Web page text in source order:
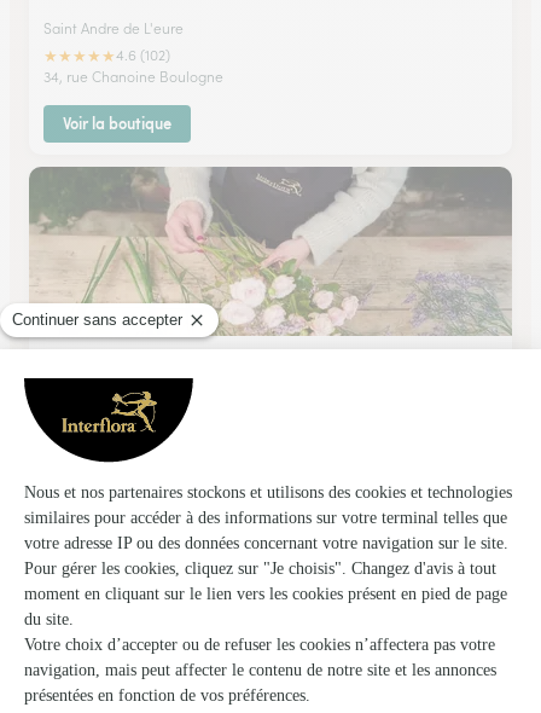
Saint Andre de L'eure
★★★★★4.6 (102)
34, rue Chanoine Boulogne
Voir la boutique
Idees Florales
Limay
★★
4.2 (112)
35 rue de Paris
Voir la boutique